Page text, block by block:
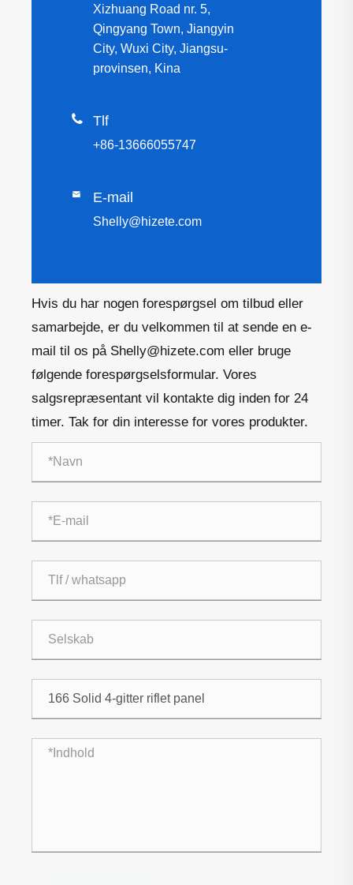
Xizhuang Road nr. 5,
Qingyang Town, Jiangyin
City, Wuxi City, Jiangsu-
provinsen, Kina
 Tlf
+86-13666055747
 E-mail
Shelly@hizete.com
Hvis du har nogen forespørgsel om tilbud eller
samarbejde, er du velkommen til at sende en e-
mail til os på Shelly@hizete.com eller bruge
følgende forespørgselsformular. Vores
salgsrepræsentant vil kontakte dig inden for 24
timer. Tak for din interesse for vores produkter.